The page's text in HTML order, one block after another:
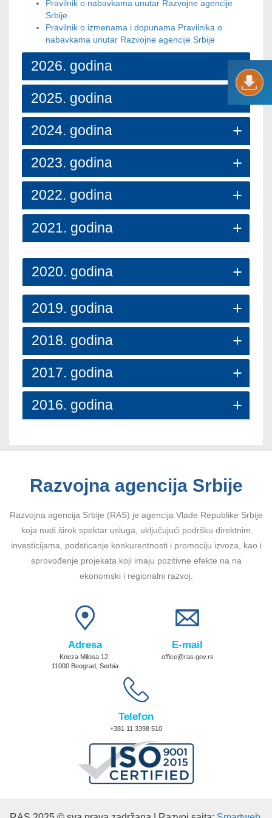
Pravilnik o nabavkama unutar Razvojne agencije
Srbije
Pravilnik o izmenama i dopunama Pravilnika o
nabavkama unutar Razvojne agencije Srbije
2026. godina
2025. godina
2024. godina
2023. godina
2022. godina
2021. godina
2020. godina
2019. godina
2018. godina
2017. godina
2016. godina
Razvojna agencija Srbije
Razvojna agencija Srbije (RAS) je agencija Vlade Republike Srbije
koja nudi širok spektar usluga, uključujući podršku direktnim
investicijama, podsticanje konkurentnosti i promociju izvoza, kao i
sprovođenje projekata koji imaju pozitivne efekte na na
ekonomski i regionalni razvoj.
Adresa
Kneza Milosa 12,
11000 Beograd, Serbia
E-mail
office@ras.gov.rs
Telefon
+381 11 3398 510